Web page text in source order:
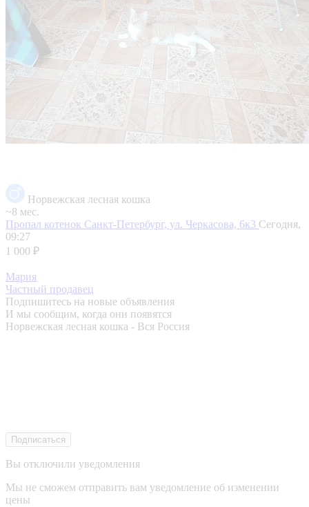
Норвежская лесная кошка
~8 мес.
Пропал котенок Санкт-Петербург, ул. Черкасова, 6к3 Сегодня,
09:27
1 000 ₽
Мария
Частный продавец
Подпишитесь на новые объявления
И мы сообщим, когда они появятся
Норвежская лесная кошка - Вся Россия
Подписаться
Вы отключили уведомления
Мы не сможем отправить вам уведомление об изменении
цены